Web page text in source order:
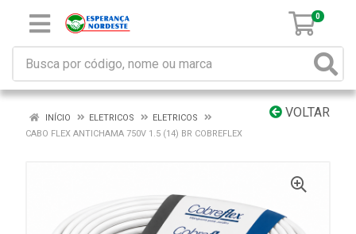
0
VOLTAR
INÍCIO ELETRICOS
ELETRICOS
CABO FLEX ANTICHAMA 750V 1.5 (14) BR COBREFLEX